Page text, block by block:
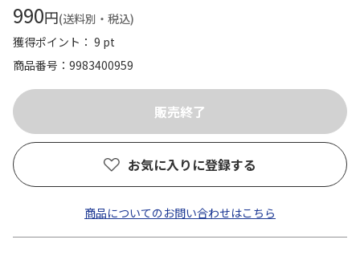
990円(送料別・税込)
獲得ポイント： 9 pt
商品番号
9983400959
お気に入りに登録する
商品についてのお問い合わせはこちら